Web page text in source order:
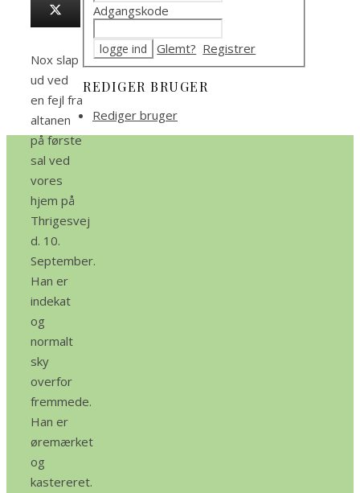
Nox slap
ud ved
en fejl fra
altanen
på første
sal ved
vores
hjem på
Thrigesvej
d. 10.
September.
Han er
indekat
og
normalt
sky
overfor
fremmede.
Han er
øremærket
og
kastereret.
Adgangskode
Glemt? Registrer
REDIGER BRUGER
Rediger bruger